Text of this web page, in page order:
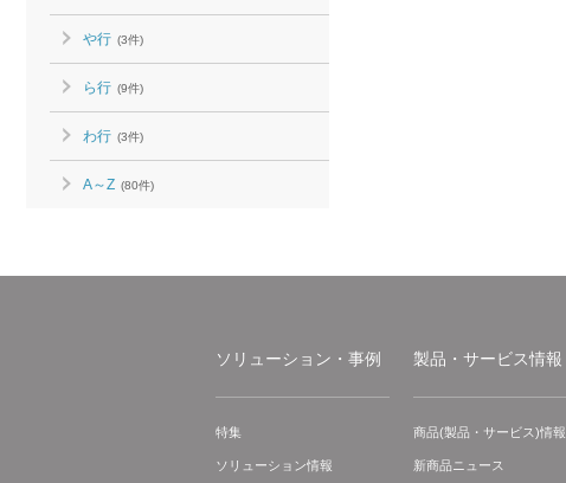
や行 (3件)
ら行 (9件)
わ行 (3件)
A～Z (80件)
ソリューション・事例
特集
ソリューション情報
製品・サービス情報
商品(製品・サービス)情報
新商品ニュース